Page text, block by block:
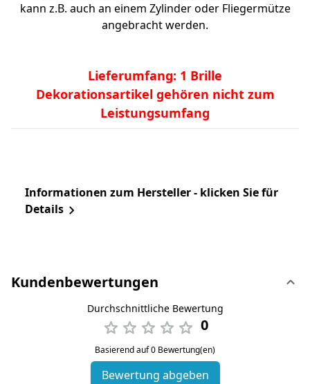
kann z.B. auch an einem Zylinder oder Fliegermütze
angebracht werden.
Lieferumfang: 1 Brille
Dekorationsartikel gehören nicht zum
Leistungsumfang
Informationen zum Hersteller - klicken Sie für
Details
Kundenbewertungen
Durchschnittliche Bewertung
0
Basierend auf 0 Bewertung(en)
Bewertung abgeben